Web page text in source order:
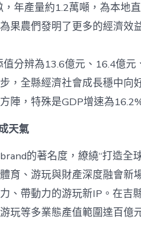
年產量約1.2萬噸，為本地
果農們發明了更多的經濟效
辨為13.6億元、16.4億元
，全縣經濟社會成長穩中向
陣，特殊是GDP增速為
天氣
的著名度，繚繞“打造全
育、游玩與財產深度融會新
、帶動力的游玩新IP。在吉
玩等多業態產值範圍達百億